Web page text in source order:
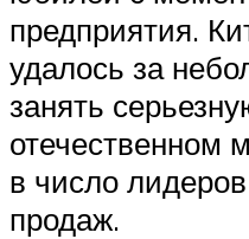
предприятия.
удалось за
занять
отечественном
в число
продаж.